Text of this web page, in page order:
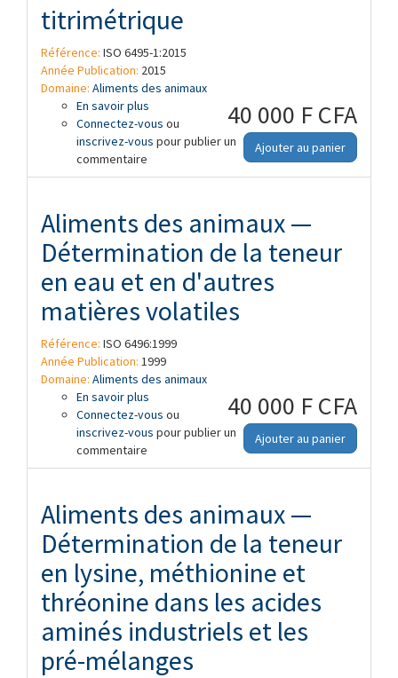
titrimétrique
Référence: ISO 6495-1:2015
Année Publication: 2015
Domaine: Aliments des animaux
40 000 F CFA
Ajouter au panier
En savoir plus à propos de Aliments des animaux —
Détermination de la teneur en chlorures
solubles dans l'eau — Partie 1: Méthode
Connectez-vous ou
inscrivez-vous pour publier un
commentaire
Aliments des animaux —
Détermination de la teneur
en eau et en d'autres
matières volatiles
Référence: ISO 6496:1999
Année Publication: 1999
Domaine: Aliments des animaux
40 000 F CFA
Ajouter au panier
En savoir plus à propos de Aliments des animaux —
Détermination de la teneur en eau et en
d'autres matières volatiles
Connectez-vous ou
inscrivez-vous pour publier un
commentaire
Aliments des animaux —
Détermination de la teneur
en lysine, méthionine et
thréonine dans les acides
aminés industriels et les
pré-mélanges